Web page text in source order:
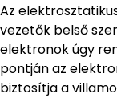
Az
vezetők belső
elektronok úgy
pontján az
biztosítja a